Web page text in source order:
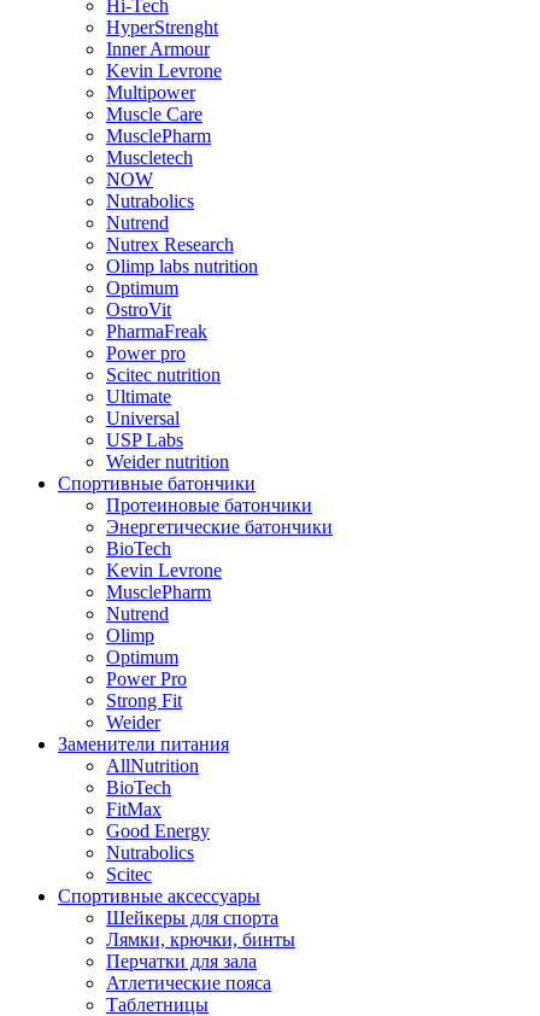
Hi-Tech
HyperStrenght
Inner Armour
Kevin Levrone
Multipower
Muscle Care
MusclePharm
Muscletech
NOW
Nutrabolics
Nutrend
Nutrex Research
Olimp labs nutrition
Optimum
OstroVit
PharmaFreak
Power pro
Scitec nutrition
Ultimate
Universal
USP Labs
Weider nutrition
Спортивные батончики
Протеиновые батончики
Энергетические батончики
BioTech
Kevin Levrone
MusclePharm
Nutrend
Olimp
Optimum
Power Pro
Strong Fit
Weider
Заменители питания
AllNutrition
BioTech
FitMax
Good Energy
Nutrabolics
Scitec
Спортивные аксессуары
Шейкеры для спорта
Лямки, крючки, бинты
Перчатки для зала
Атлетические пояса
Таблетницы